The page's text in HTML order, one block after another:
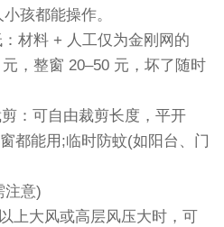
小孩都能操作。
材料 + 人工仅为金刚网的
，整窗 20–50 元，坏了随时
：可自由裁剪长度，平开
都能用;临时防蚊(如阳台、门
意)
大风或高层风压大时，可